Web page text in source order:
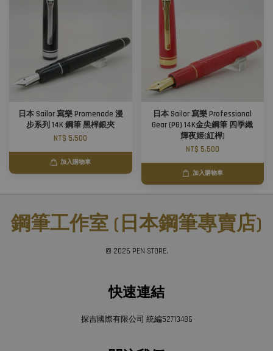
日本 Sailor 寫樂 Promenade 漫
步系列 14K 鋼筆 黑桿銀夾
NT$ 5,500
加入購物車
日本 Sailor 寫樂 Professional
Gear (PG) 14K金尖鋼筆 四季織
輝夜姬(紅桿)
NT$ 5,500
加入購物車
鋼筆工作室 (日本鋼筆專賣店)
© 2026 PEN STORE.
快速連結
探吉國際有限公司 統編52713486